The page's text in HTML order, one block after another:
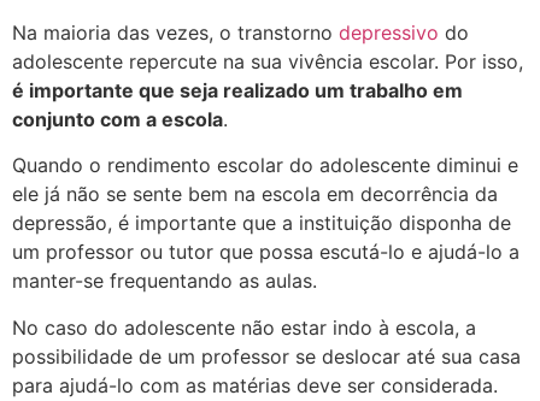
Na maioria das vezes, o transtorno depressivo do
adolescente repercute na sua vivência escolar. Por isso,
é importante que seja realizado um trabalho em
conjunto com a escola.
Quando o rendimento escolar do adolescente diminui e
ele já não se sente bem na escola em decorrência da
depressão, é importante que a instituição disponha de
um professor ou tutor que possa escutá-lo e ajudá-lo a
manter-se frequentando as aulas.
No caso do adolescente não estar indo à escola, a
possibilidade de um professor se deslocar até sua casa
para ajudá-lo com as matérias deve ser considerada.